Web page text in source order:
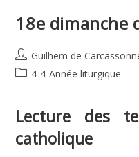
18e dimanche
Auteur/autrice
de
Guilhem de
Post4-4-Année liturgique
Lecture des
catholique